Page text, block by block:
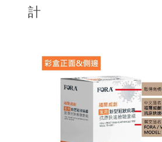
計